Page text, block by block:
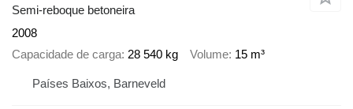
Semi-reboque betoneira
2008
Capacidade de carga 28 540 kg Volume 15 m³
Países Baixos, Barneveld